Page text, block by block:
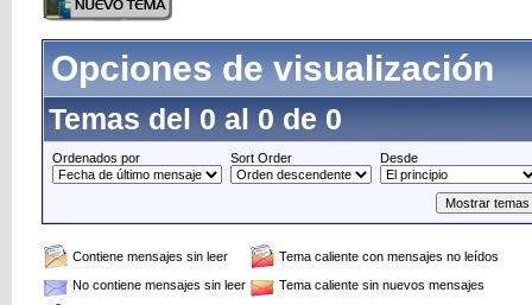
Opciones de visualización
Temas del 0 al 0 de 0
Ordenados por Sort Order Desde
Contiene mensajes sin leer
Tema caliente con mensajes no leídos
No contiene mensajes sin leer
Tema caliente sin nuevos mensajes